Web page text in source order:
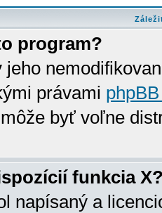
program?
jeho
právami
byť voľne
funkcia
napísaný a